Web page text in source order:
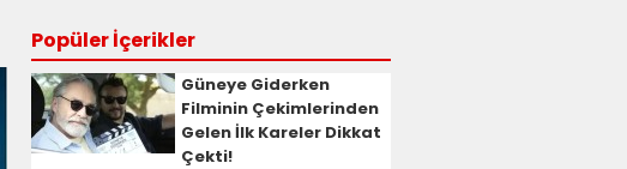
Popüler İçerikler
Güneye Giderken
Filminin Çekimlerinden
Gelen İlk Kareler Dikkat
Çekti!